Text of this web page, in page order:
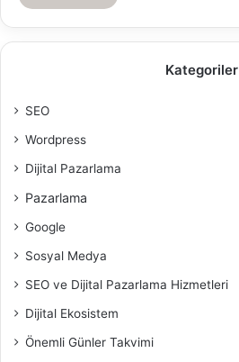
Kategoriler
SEO
Wordpress
Dijital Pazarlama
Pazarlama
Google
Sosyal Medya
SEO ve Dijital Pazarlama Hizmetleri
Dijital Ekosistem
Önemli Günler Takvimi